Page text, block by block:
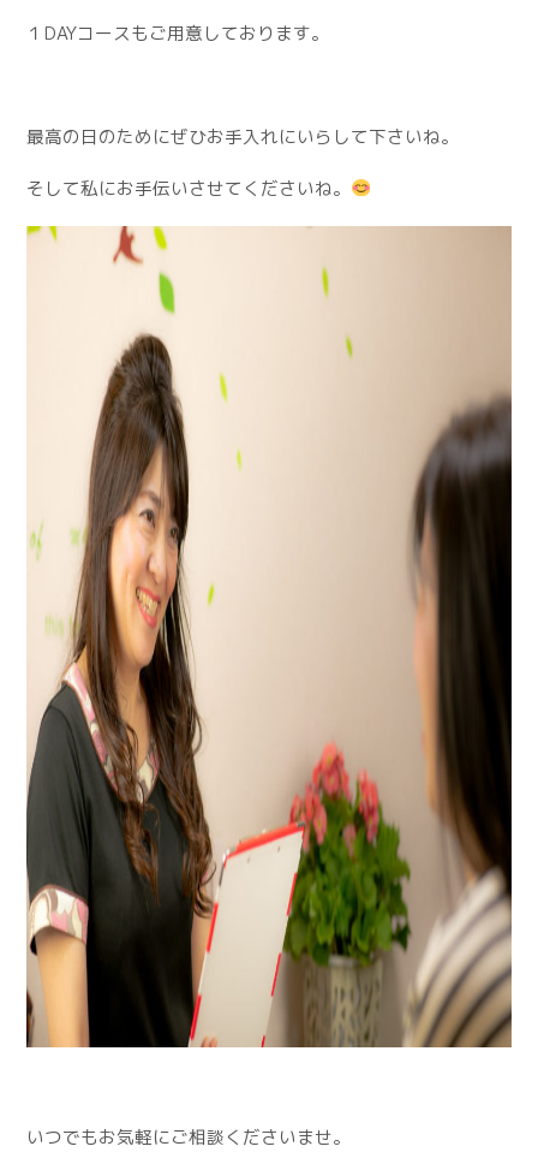
１DAYコースもご用意しております。
最高の日のためにぜひお手入れにいらして下さいね。
そして私にお手伝いさせてくださいね。
いつでもお気軽にご相談くださいませ。